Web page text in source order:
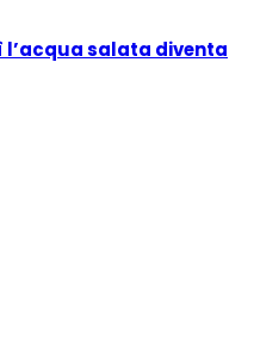
l’acqua salata diventa